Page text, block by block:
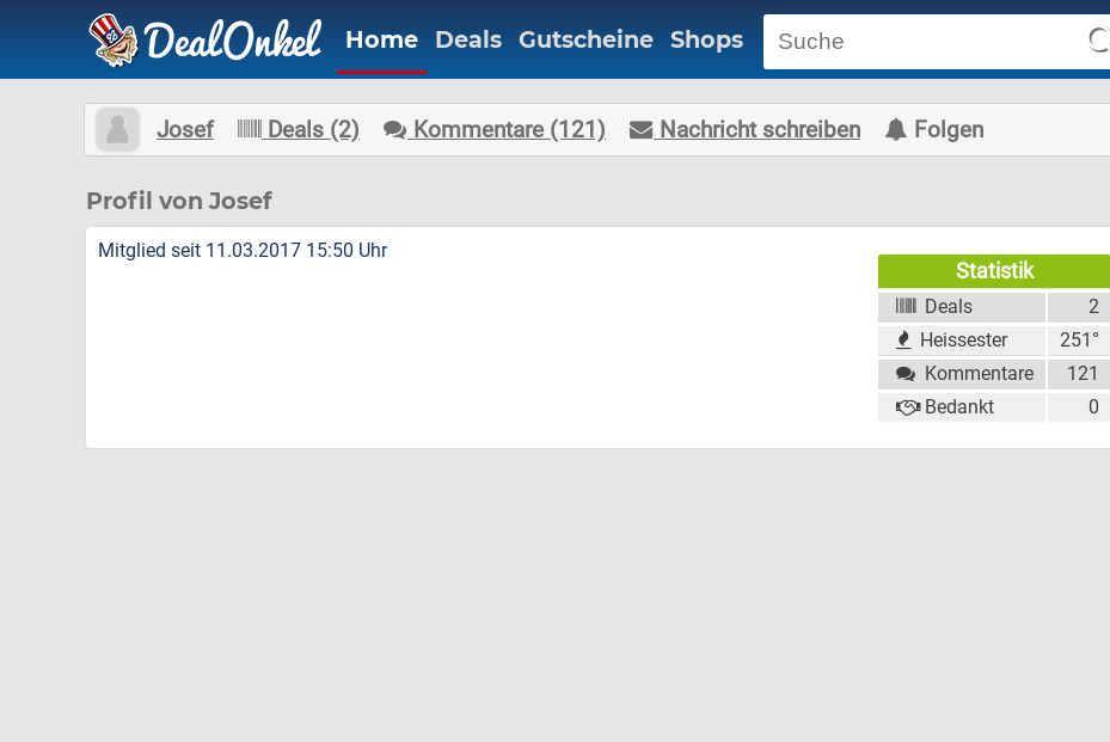
Home Deals Gutscheine Shops
Josef Deals (2) Kommentare (121) Nachricht schreiben Folgen
Profil von Josef
Statistik
Deals
2
Heissester
251°
Kommentare
121
Bedankt
0
Mitglied seit 11.03.2017 15:50 Uhr